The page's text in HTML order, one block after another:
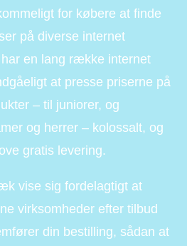
for købere at finde
på diverse internet
en lang række internet
at presse priserne på
– til juniorer, og
og herrer – kolossalt, og
gratis levering.
vise sig fordelagtigt at
virksomheder efter tilbud
din bestilling, sådan at